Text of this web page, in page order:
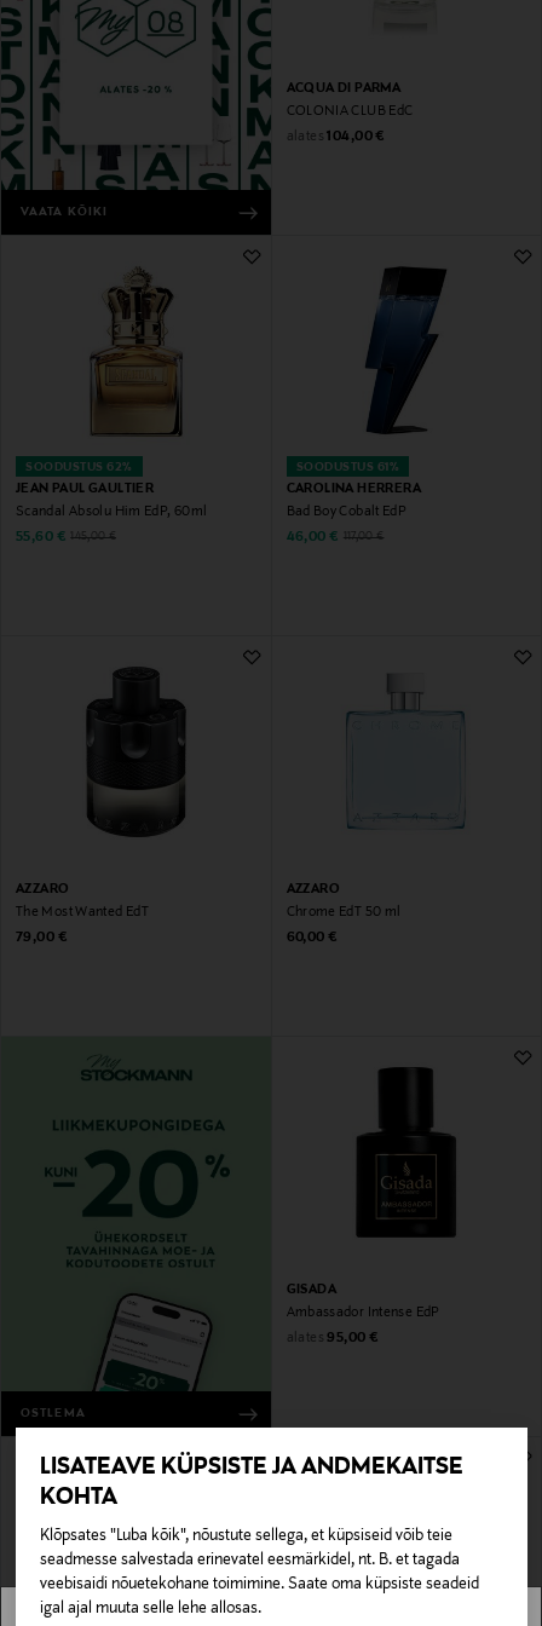
LISATEAVE KÜPSISTE JA ANDMEKAITSE
KOHTA
Klõpsates "Luba kõik", nõustute sellega, et küpsiseid võib teie
seadmesse salvestada erinevatel eesmärkidel, nt. B. et tagada
veebisaidi nõuetekohane toimimine. Saate oma küpsiste seadeid
igal ajal muuta selle lehe allosas.
VAATA KÕIKI
ACQUA DI PARMA
COLONIA CLUB EdC
alates Original Price
104,00 €
SOODUSTUS 62%
JEAN PAUL GAULTIER
Scandal Absolu Him EdP, 60ml
Discounted Price
55,60 € Original Price
145,00 €
SOODUSTUS 61%
CAROLINA HERRERA
Bad Boy Cobalt EdP
Discounted Price
46,00 € Original Price
117,00 €
AZZARO
The Most Wanted EdT
Original Price
79,00 €
AZZARO
Chrome EdT 50 ml
Original Price
60,00 €
OSTLEMA
GISADA
Ambassador Intense EdP
alates Original Price
95,00 €